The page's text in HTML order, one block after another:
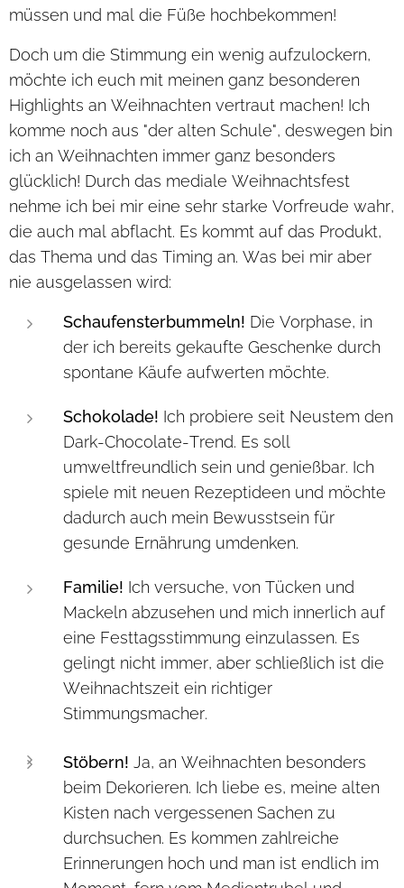
müssen und mal die Füße hochbekommen!
Doch um die Stimmung ein wenig aufzulockern,
möchte ich euch mit meinen ganz besonderen
Highlights an Weihnachten vertraut machen! Ich
komme noch aus "der alten Schule", deswegen bin
ich an Weihnachten immer ganz besonders
glücklich! Durch das mediale Weihnachtsfest
nehme ich bei mir eine sehr starke Vorfreude wahr,
die auch mal abflacht. Es kommt auf das Produkt,
das Thema und das Timing an. Was bei mir aber
nie ausgelassen wird:
Schaufensterbummeln! Die Vorphase, in
der ich bereits gekaufte Geschenke durch
spontane Käufe aufwerten möchte.
Schokolade! Ich probiere seit Neustem den
Dark-Chocolate-Trend. Es soll
umweltfreundlich sein und genießbar. Ich
spiele mit neuen Rezeptideen und möchte
dadurch auch mein Bewusstsein für
gesunde Ernährung umdenken.
Familie! Ich versuche, von Tücken und
Mackeln abzusehen und mich innerlich auf
eine Festtagsstimmung einzulassen. Es
gelingt nicht immer, aber schließlich ist die
Weihnachtszeit ein richtiger
Stimmungsmacher.
Stöbern! Ja, an Weihnachten besonders
beim Dekorieren. Ich liebe es, meine alten
Kisten nach vergessenen Sachen zu
durchsuchen. Es kommen zahlreiche
Erinnerungen hoch und man ist endlich im